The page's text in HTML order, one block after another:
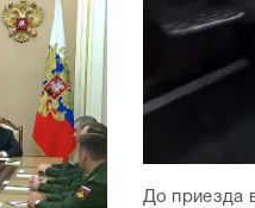
До приезда